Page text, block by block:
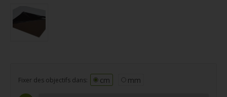
Fixer des objectifs dans: cm mm